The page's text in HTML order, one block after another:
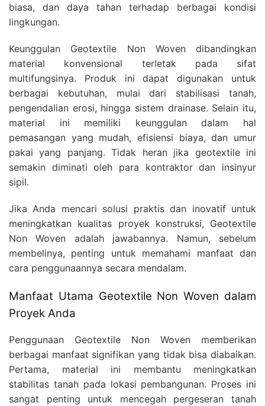
biasa, dan daya tahan terhadap berbagai kondisi
lingkungan.
Keunggulan Geotextile Non Woven dibandingkan
material konvensional terletak pada sifat
multifungsinya. Produk ini dapat digunakan untuk
berbagai kebutuhan, mulai dari stabilisasi tanah,
pengendalian erosi, hingga sistem drainase. Selain itu,
material ini memiliki keunggulan dalam hal
pemasangan yang mudah, efisiensi biaya, dan umur
pakai yang panjang. Tidak heran jika geotextile ini
semakin diminati oleh para kontraktor dan insinyur
sipil.
Jika Anda mencari solusi praktis dan inovatif untuk
meningkatkan kualitas proyek konstruksi, Geotextile
Non Woven adalah jawabannya. Namun, sebelum
membelinya, penting untuk memahami manfaat dan
cara penggunaannya secara mendalam.
Manfaat Utama Geotextile Non Woven dalam
Proyek Anda
Penggunaan Geotextile Non Woven memberikan
berbagai manfaat signifikan yang tidak bisa diabaikan.
Pertama, material ini membantu meningkatkan
stabilitas tanah pada lokasi pembangunan. Proses ini
sangat penting untuk mencegah pergeseran tanah